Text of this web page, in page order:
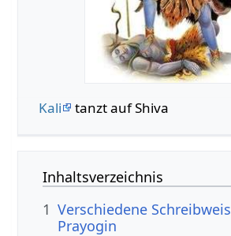
Kali tanzt auf Shiva
Inhaltsverzeichnis
1 Verschiedene
Prayogin